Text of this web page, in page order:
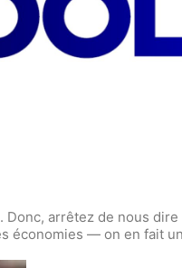
arrêtez de nous dire
économies — on en fait